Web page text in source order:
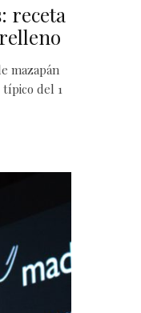
receta
mazapán
del 1